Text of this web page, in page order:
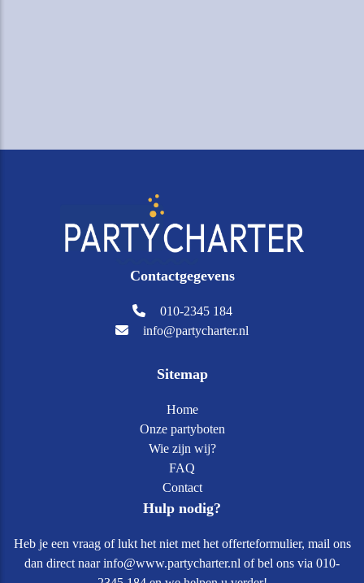
Contactgegevens
010-2345 184
info@partycharter.nl
Sitemap
Home
Onze partyboten
Wie zijn wij?
FAQ
Contact
Hulp nodig?
Heb je een vraag of lukt het niet met het offerteformulier, mail ons
dan direct naar info@www.partycharter.nl of bel ons via 010-